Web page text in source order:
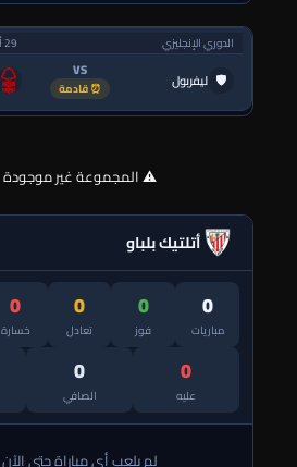
الدوري الإنجليزي 29 أغسطس - 14:30
🛡 ليفربول VS
⏰ قادمة
⚠️ المجموعة غير موجودة
أتلتيك بلباو
0
مباريات
0
فوز
0
تعادل
0
خسارة
0
عليه
0
الصافي
لم يلعب أي مباراة حتى الآن